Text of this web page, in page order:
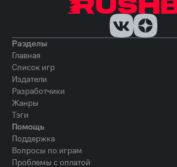
Разделы
Главная
Список игр
Издатели
Разработчики
Жанры
Тэги
Помощь
Поддержка
Вопросы по играм
Проблемы с оплатой